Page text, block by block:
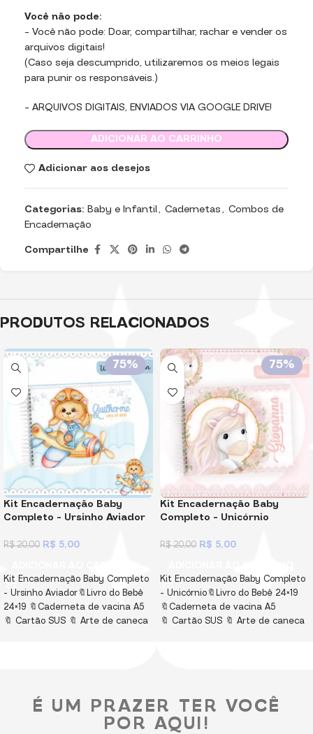
Você não pode:
– Você não pode: Doar, compartilhar, rachar e vender os
arquivos digitais!
(Caso seja descumprido, utilizaremos os meios legais
para punir os responsáveis.)
– ARQUIVOS DIGITAIS, ENVIADOS VIA GOOGLE DRIVE!
ADICIONAR AO CARRINHO
Adicionar aos desejos
Categorias: Baby e Infantil, Cadernetas , Combos de
Encadernação
Compartilhe
PRODUTOS RELACIONADOS
75%
Kit Encadernação Baby
Completo – Ursinho Aviador
R$20,00 R$ 5,00
Kit Encadernação Baby Completo
– Ursinho Aviador🔖Livro do Bebê
24×19 🔖Caderneta de vacina A5
🔖 Cartão SUS 🔖 Arte de caneca
em PDF, não editável e
protegido por senha! Arquivos
75%
Kit Encadernação Baby
Completo – Unicórnio
R$20,00 R$ 5,00
Kit Encadernação Baby Completo
– Unicórnio🔖Livro do Bebê 24×19
🔖Caderneta de vacina A5
🔖 Cartão SUS 🔖 Arte de caneca
em PDF, não editável e
protegido por senha! Arquivos
É UM PRAZER TER VOCÊ
POR AQUI!